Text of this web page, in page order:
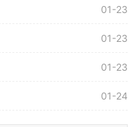
01-23
01-23
01-23
01-24